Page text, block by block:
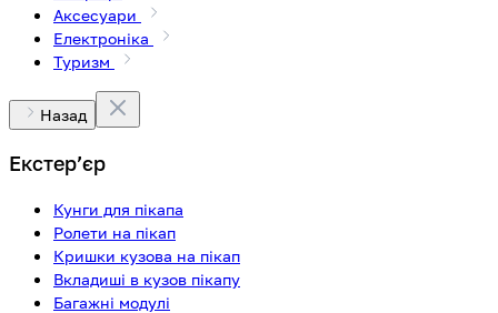
Аксесуари
Електроніка
Туризм
Назад
Екстерʼєр
Кунги для пікапа
Ролети на пікап
Кришки кузова на пікап
Вкладиші в кузов пікапу
Багажні модулі